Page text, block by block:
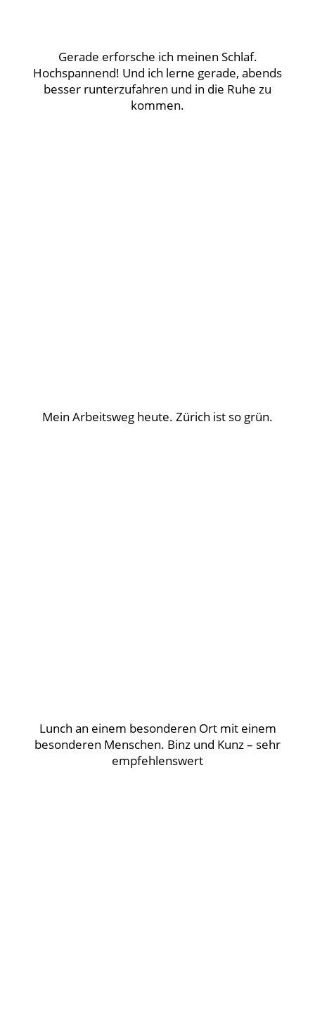
Gerade erforsche ich meinen Schlaf.
Hochspannend! Und ich lerne gerade, abends
besser runterzufahren und in die Ruhe zu
kommen.
Mein Arbeitsweg heute. Zürich ist so grün.
Lunch an einem besonderen Ort mit einem
besonderen Menschen. Binz und Kunz – sehr
empfehlenswert